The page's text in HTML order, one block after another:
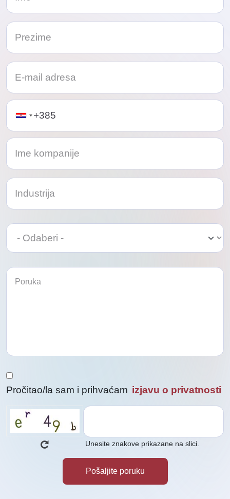
Telephone
Odaberi
Odaberi
Pročitao/la sam i prihvaćam izjavu o privatnosti
Unesite znakove prikazane na slici.